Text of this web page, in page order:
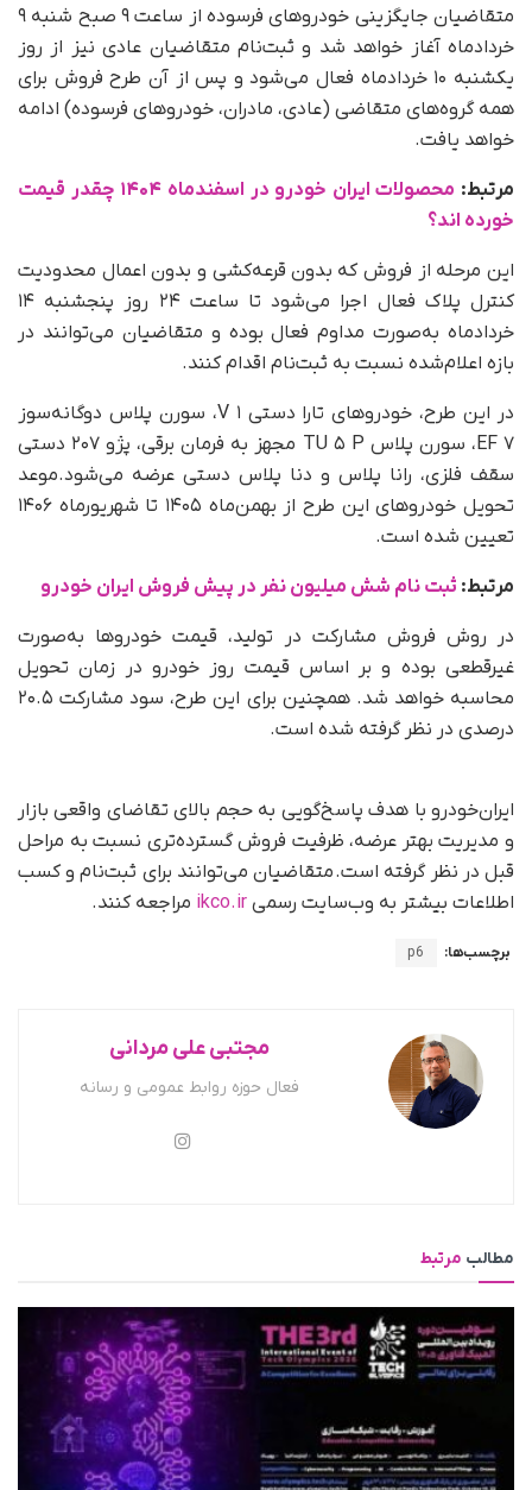
متقاضیان جایگزینی خودرو‌های فرسوده از ساعت ۹ صبح شنبه ۹
خردادماه آغاز خواهد شد و ثبت‌نام متقاضیان عادی نیز از روز
یکشنبه ۱۰ خردادماه فعال می‌شود و پس از آن طرح فروش برای
همه گروه‌های متقاضی (عادی، مادران، خودرو‌های فرسوده) ادامه
خواهد یافت.
مرتبط:
محصولات ایران خودرو در اسفندماه ۱۴۰۴ چقدر قیمت
خورده اند؟
این مرحله از فروش که بدون قرعه‌کشی و بدون اعمال محدودیت
کنترل پلاک فعال اجرا می‌شود تا ساعت ۲۴ روز پنجشنبه ۱۴
خردادماه به‌صورت مداوم فعال بوده و متقاضیان می‌توانند در
بازه اعلام‌شده نسبت به ثبت‌نام اقدام کنند.
در این طرح، خودرو‌های تارا دستی V ۱، سورن پلاس دوگانه‌سوز
EF ۷، سورن پلاس TU ۵ P مجهز به فرمان برقی، پژو ۲۰۷ دستی
سقف فلزی، رانا پلاس و دنا پلاس دستی عرضه می‌شود.موعد
تحویل خودرو‌های این طرح از بهمن‌ماه ۱۴۰۵ تا شهریورماه ۱۴۰۶
تعیین شده است.
مرتبط: ثبت نام شش میلیون نفر در پیش فروش ایران خودرو
در روش فروش مشارکت در تولید، قیمت خودرو‌ها به‌صورت
غیرقطعی بوده و بر اساس قیمت روز خودرو در زمان تحویل
محاسبه خواهد شد. همچنین برای این طرح، سود مشارکت ۲۰.۵
درصدی در نظر گرفته شده است.
ایران‌خودرو با هدف پاسخ‌گویی به حجم بالای تقاضای واقعی بازار
و مدیریت بهتر عرضه، ظرفیت فروش گسترده‌تری نسبت به مراحل
قبل در نظر گرفته است. متقاضیان می‌توانند برای ثبت‌نام و کسب
اطلاعات بیشتر به وب‌سایت رسمی ikco.ir مراجعه کنند.
برچسب‌ها: p6
مجتبی علی مردانی
فعال حوزه روابط عمومی و رسانه
مطالب مرتبط